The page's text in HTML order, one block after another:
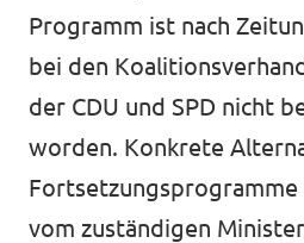
Programm ist nach
bei den
der CDU und SPD nicht
worden. Konkrete
vom zuständigen